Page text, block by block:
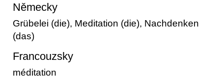
Německy
Grübelei (die), Meditation (die), Nachdenken
(das)
Francouzsky
méditation